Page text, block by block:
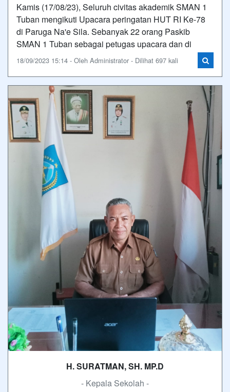
Kamis (17/08/23), Seluruh civitas akademik SMAN 1
Tuban mengikuti Upacara peringatan HUT RI Ke-78
di Paruga Na'e Sila. Sebanyak 22 orang Paskib
SMAN 1 Tuban sebagai petugas upacara dan di
18/09/2023 15:14 - Oleh Administrator - Dilihat 697 kali
H. SURATMAN, SH. MP.D
- Kepala Sekolah -